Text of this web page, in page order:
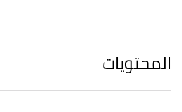
المحتويات